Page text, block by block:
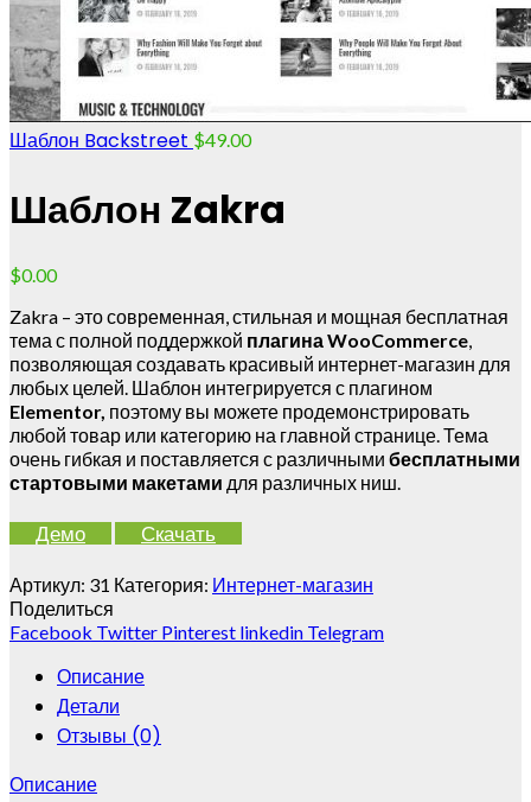
Шаблон Backstreet $49.00
Шаблон Zakra
$0.00
Zakra – это современная, стильная и мощная бесплатная
тема с полной поддержкой плагина WooCommerce,
позволяющая создавать красивый интернет-магазин для
любых целей. Шаблон интегрируется с плагином
Elementor, поэтому вы можете продемонстрировать
любой товар или категорию на главной странице. Тема
очень гибкая и поставляется с различными бесплатными
стартовыми макетами для различных ниш.
Демо Скачать
Артикул: 31 Категория: Интернет-магазин
Поделиться
Facebook Twitter Pinterest linkedin Telegram
Описание
Детали
Отзывы (0)
Описание